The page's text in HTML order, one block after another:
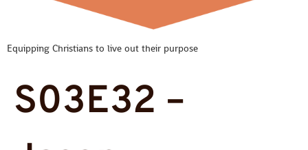
Equipping Christians to live out their purpose
S03E32 –